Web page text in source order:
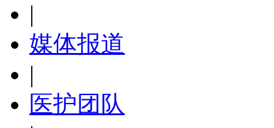
|
媒体报道
|
医护团队